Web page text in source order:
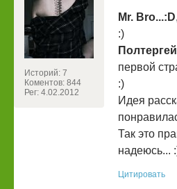
Историй: 7
Коментов: 844
Рег: 4.02.2012
Mr. Bro...:D
:)
первой
:)
Идея
Так это
надеюсь...
Цитировать